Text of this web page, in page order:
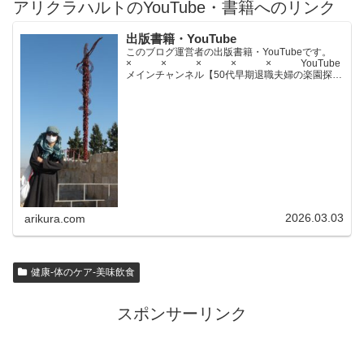
アリクラハルトのYouTube・書籍へのリンク
出版書籍・YouTube
このブログ運営者の出版書籍・YouTubeです。
× × × × × YouTube
メインチャンネル【50代早期退職夫婦の楽園探求
arikura.com 2026.03.03
健康-体のケア-美味飲食
スポンサーリンク